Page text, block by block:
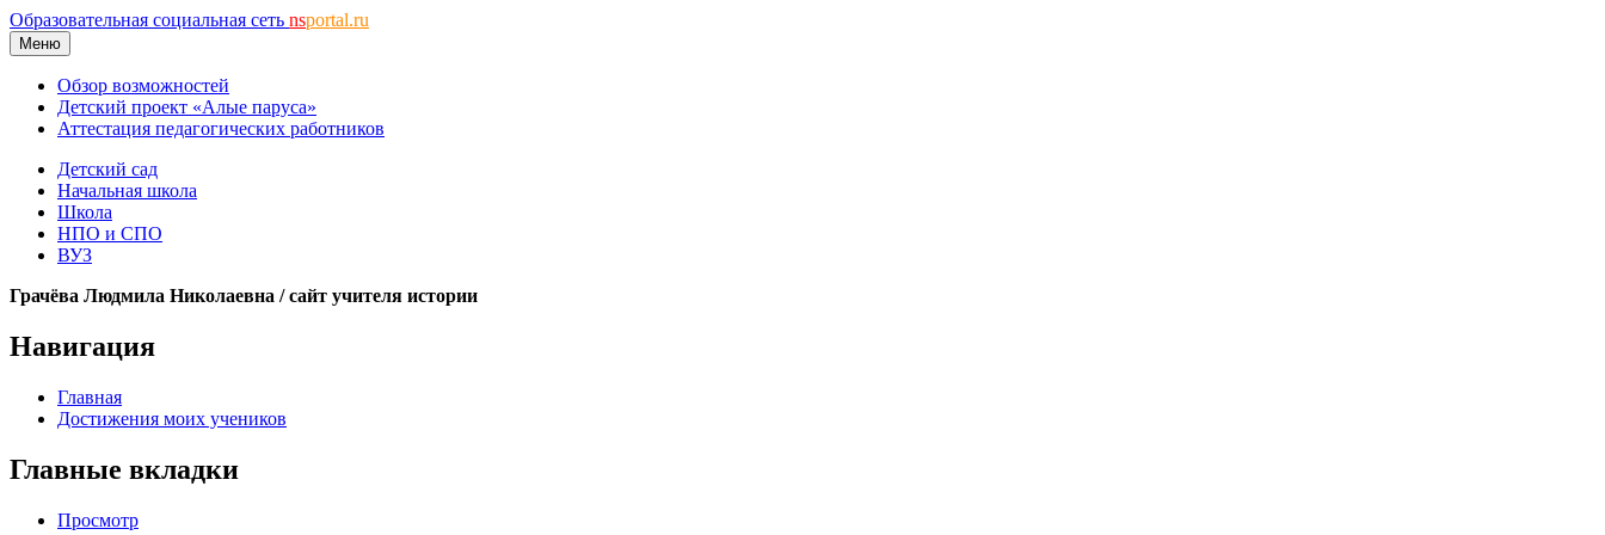
Образовательная социальная сеть nsportal.ru
Меню
Обзор возможностей
Детский проект «Алые паруса»
Аттестация педагогических работников
Детский сад
Начальная школа
Школа
НПО и СПО
ВУЗ
Грачёва Людмила Николаевна / сайт учителя истории
Навигация
Главная
Достижения моих учеников
Главные вкладки
Просмотр